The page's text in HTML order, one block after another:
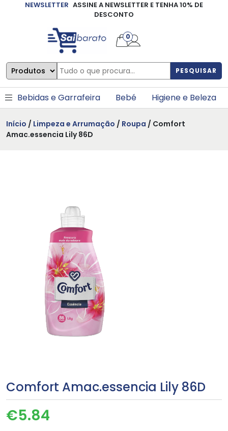
NEWSLETTER ASSINE A NEWSLETTER E TENHA 10% DE
DESCONTO
PESQUISAR
0
Bebidas e Garrafeira Bebé Higiene e Beleza
Início / Limpeza e Arrumação / Roupa / Comfort
Amac.essencia Lily 86D
Comfort Amac.essencia Lily 86D
€5.84